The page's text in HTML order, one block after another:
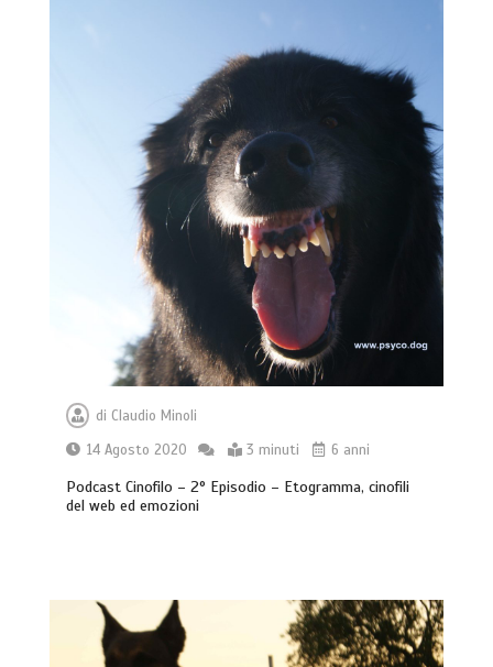
di Claudio Minoli
14 Agosto 2020
3 minuti 6 anni
Podcast Cinofilo – 2° Episodio – Etogramma, cinofili
del web ed emozioni